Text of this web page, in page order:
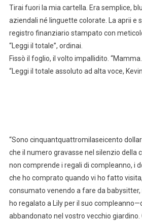
Tirai fuori la mia cartella. Era semplice,
aziendali né linguette colorate. La aprii e
registro finanziario stampato con
“Leggi il totale”, ordinai.
Fissò il foglio, il volto impallidito.
“Leggi il totale assoluto ad alta voce,
“Sono cinquantquattromilaseicento
che il numero gravasse nel silenzio della
non comprende i regali di compleanno, i
che ho comprato quando vi ho fatto
consumato venendo a fare da babysitter,
ho regalato a Lily per il suo
abbandonato nel vostro vecchio